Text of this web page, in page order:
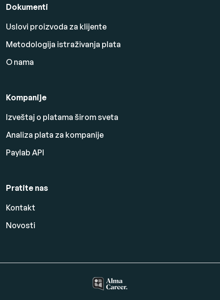
Dokumenti
Uslovi proizvoda za klijente
Metodologija istraživanja plata
O nama
Kompanije
Izveštaj o platama širom sveta
Analiza plata za kompanije
Paylab API
Pratite nas
Kontakt
Novosti